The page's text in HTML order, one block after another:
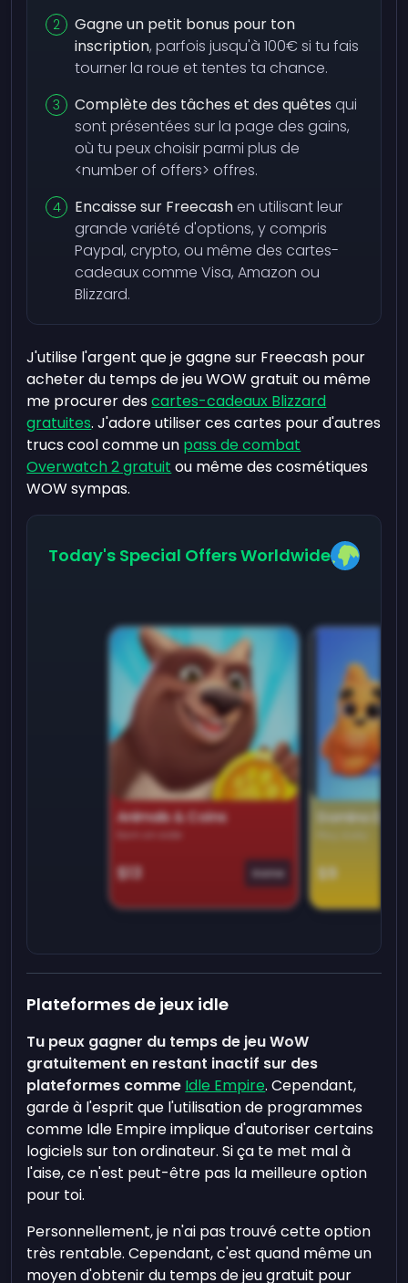
Gagne un petit bonus pour ton
inscription, parfois jusqu'à 100€ si tu fais
tourner la roue et tentes ta chance.
Complète des tâches et des quêtes qui
sont présentées sur la page des gains,
où tu peux choisir parmi plus de
<number of offers> offres.
Encaisse sur Freecashen utilisant leur
grande variété d'options, y compris
Paypal, crypto, ou même des cartes-
cadeaux comme Visa, Amazon ou
Blizzard.
J'utilise l'argent que je gagne sur Freecash pour
acheter du temps de jeu WOW gratuit ou même
me procurer descartes-cadeaux Blizzard
gratuites. J'adore utiliser ces cartes pour d'autres
trucs cool comme un pass de combat
Overwatch 2 gratuit ou même des cosmétiques
WOW sympas.
Today's Special Offers Worldwide
Animals & Coins
$13 Game
Domino
$9
Plateformes de jeux idle
Tu peux gagner du temps de jeu WoW
gratuitement en restant inactif sur des
plateformes comme Idle Empire. Cependant,
garde à l'esprit que l'utilisation de programmes
comme Idle Empire implique d'autoriser certains
logiciels sur ton ordinateur. Si ça te met mal à
l'aise, ce n'est peut-être pas la meilleure option
pour toi.
Personnellement, je n'ai pas trouvé cette option
très rentable. Cependant, c'est quand même un
moyen d'obtenir du temps de jeu gratuit pour